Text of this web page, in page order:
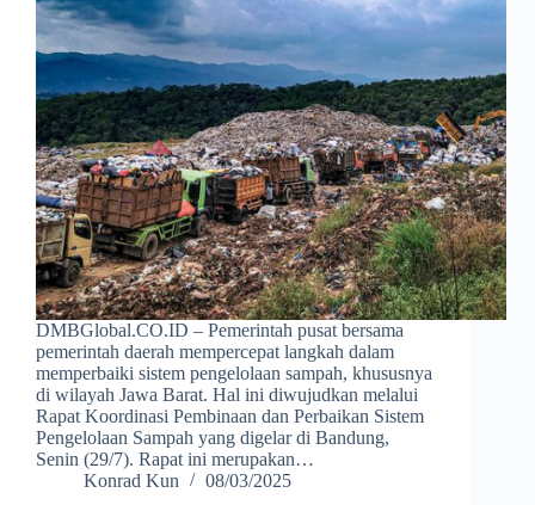
DMBGlobal.CO.ID – Pemerintah pusat bersama
pemerintah daerah mempercepat langkah dalam
memperbaiki sistem pengelolaan sampah, khususnya
di wilayah Jawa Barat. Hal ini diwujudkan melalui
Rapat Koordinasi Pembinaan dan Perbaikan Sistem
Pengelolaan Sampah yang digelar di Bandung,
Senin (29/7). Rapat ini merupakan…
Konrad Kun
08/03/2025